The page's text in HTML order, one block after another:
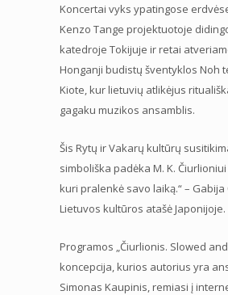
Koncertai vyks ypatingose
Kenzo Tange projektuotoje
katedroje Tokijuje ir retai
Honganji budistų šventyklos Noh
Kiote, kur lietuvių atlikėjus
gagaku muzikos ansamblis.
Šis Rytų ir Vakarų kultūrų
simboliška padėka M. K.
kuri pralenkė savo laiką.“ – Gabija
Lietuvos kultūros atašė Japonijoje.
Programos „Čiurlionis. Slowed
koncepcija, kurios autorius yra
Simonas Kaupinis, remiasi į